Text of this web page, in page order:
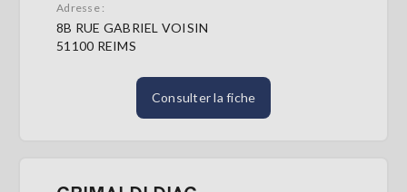
Adresse :
8B RUE GABRIEL VOISIN
51100 REIMS
Consulter la fiche